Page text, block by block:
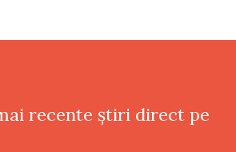
recente știri direct pe